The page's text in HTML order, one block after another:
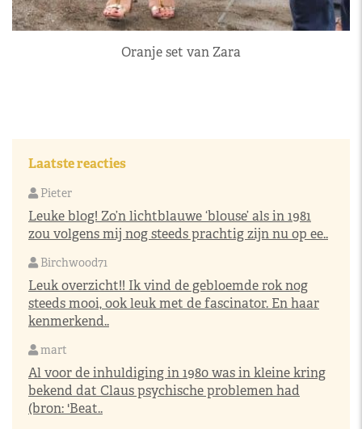
Oranje set van Zara
Laatste reacties
Pieter
Leuke blog! Zo’n lichtblauwe ‘blouse’ als in 1981
zou volgens mij nog steeds prachtig zijn nu op ee..
Birchwood71
Leuk overzicht!! Ik vind de gebloemde rok nog
steeds mooi, ook leuk met de fascinator. En haar
kenmerkend..
mart
Al voor de inhuldiging in 1980 was in kleine kring
bekend dat Claus psychische problemen had
(bron: 'Beat..